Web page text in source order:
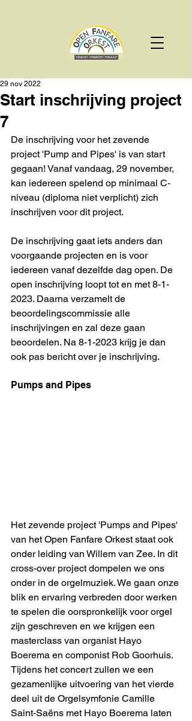
Start inschrijving project
7
29 nov 2022
De inschrijving voor het zevende
project 'Pump and Pipes' is van start
gegaan! Vanaf vandaag, 29 november,
kan iedereen spelend op minimaal C-
niveau (diploma niet verplicht) zich
inschrijven voor dit project.
De inschrijving gaat iets anders dan
voorgaande projecten en is voor
iedereen vanaf dezelfde dag open. De
open inschrijving loopt tot en met 8-1-
2023. Daarna verzamelt de
beoordelingscommissie alle
inschrijvingen en zal deze gaan
beoordelen. Na 8-1-2023 krijg je dan
ook pas bericht over je inschrijving.
Pumps and Pipes
Het zevende project 'Pumps and Pipes'
van het Open Fanfare Orkest staat ook
onder leiding van Willem van Zee. In dit
cross-over project dompelen we ons
onder in de orgelmuziek. We gaan onze
blik en ervaring verbreden door werken
te spelen die oorspronkelijk voor orgel
zijn geschreven en we krijgen een
masterclass van organist Hayo
Boerema en componist Rob Goorhuis.
Tijdens het concert zullen we een
gezamenlijke uitvoering van het vierde
deel uit de Orgelsymfonie Camille
Saint-Saëns met Hayo Boerema laten